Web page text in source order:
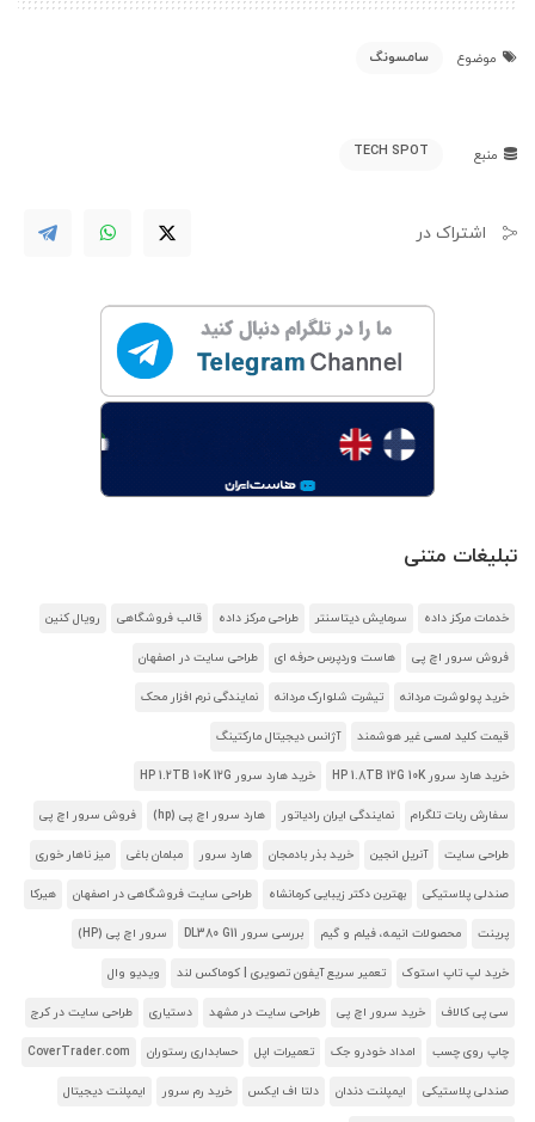
موضوع سامسونگ
منبع TECH SPOT
اشتراک در
تبلیغات متنی
خدمات مرکز داده سرمایش دیتاسنتر طراحی مرکز داده قالب فروشگاهی رویال کنین
فروش سرور اچ پی هاست وردپرس حرفه ای طراحی سایت در اصفهان
خرید پولوشرت مردانه تیشرت شلوارک مردانه نمایندگی نرم افزار محک
قیمت کلید لمسی غیر هوشمند آژانس دیجیتال مارکتینگ
خرید هارد سرور HP 1.8TB 12G 10K خرید هارد سرور HP 1.2TB 10K 12G
سفارش ربات تلگرام نمایندگی ایران رادیاتور هارد سرور اچ پی (hp) فروش سرور اچ پی
طراحی سایت آنریل انجین خرید بذر بادمجان هارد سرور مبلمان باغی میز ناهار خوری
صندلی پلاستیکی بهترین دکتر زیبایی کرمانشاه طراحی سایت فروشگاهی در اصفهان هیرکا
پرینت محصولات انیمه، فیلم و گیم بررسی سرور DL380 G11 سرور اچ پی (HP)
خرید لپ تاپ استوک تعمیر سریع آیفون تصویری | کوماکس لند ویدیو وال
سی پی کالاف خرید سرور اچ پی طراحی سایت در مشهد دستیاری طراحی سایت در کرج
چاپ روی چسب امداد خودرو جک تعمیرات اپل حسابداری رستوران CoverTrader.com
صندلی پلاستیکی ایمپلنت دندان دلتا اف ایکس خرید رم سرور ایمپلنت دیجیتال